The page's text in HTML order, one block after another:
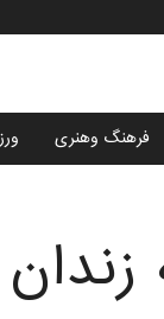
فرهنگ وهنری